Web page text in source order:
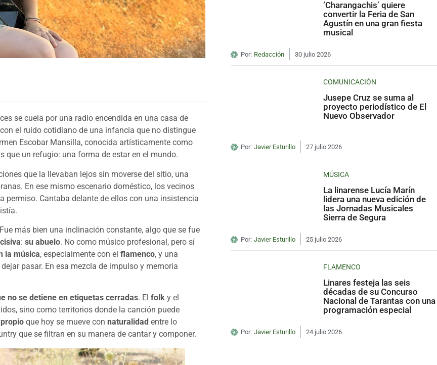
se cuela por una radio encendida en una casa de
el ruido cotidiano de una infancia que no distingue
Escobar Mansilla, conocida artísticamente como
que un refugio: una forma de estar en el mundo.
que la llevaban lejos sin moverse del sitio, una
En ese mismo escenario doméstico, los vecinos
Cantaba delante de ellos con una insistencia
más bien una inclinación constante, algo que se fue
: su abuelo. No como músico profesional, pero sí
la música, especialmente con el flamenco, y una
pasar. En esa mezcla de impulso y memoria
no se detiene en etiquetas cerradas. El folk y el
sino como territorios donde la canción puede
que hoy se mueve con naturalidad entre lo
que se filtran en su manera de cantar y componer.
‘Charangachis’ quiere
convertir la Feria de San
Agustín en una gran fiesta
musical
Por: Redacción 30 julio 2026
COMUNICACIÓN
Jusepe Cruz se suma al
proyecto periodístico de El
Nuevo Observador
Por: Javier Esturillo 27 julio 2026
MÚSICA
La linarense Lucía Marín
lidera una nueva edición de
las Jornadas Musicales
Sierra de Segura
Por: Javier Esturillo 25 julio 2026
FLAMENCO
Linares festeja las seis
décadas de su Concurso
Nacional de Tarantas con una
programación especial
Por: Javier Esturillo 24 julio 2026